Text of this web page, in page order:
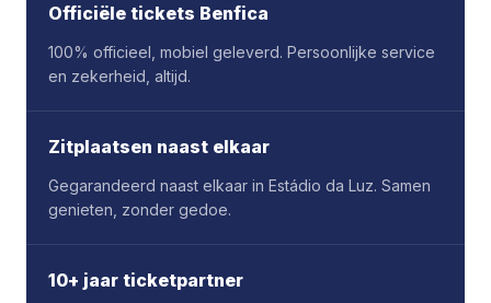
Officiële tickets Benfica
100% officieel, mobiel geleverd. Persoonlijke service
en zekerheid, altijd.
Zitplaatsen naast elkaar
Gegarandeerd naast elkaar in Estádio da Luz. Samen
genieten, zonder gedoe.
10+ jaar ticketpartner